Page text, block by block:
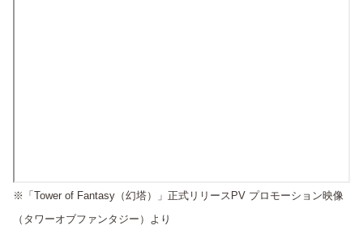
※「Tower of Fantasy（幻塔）」正式リリースPV プロモーション映像
（タワーオブファンタジー）より